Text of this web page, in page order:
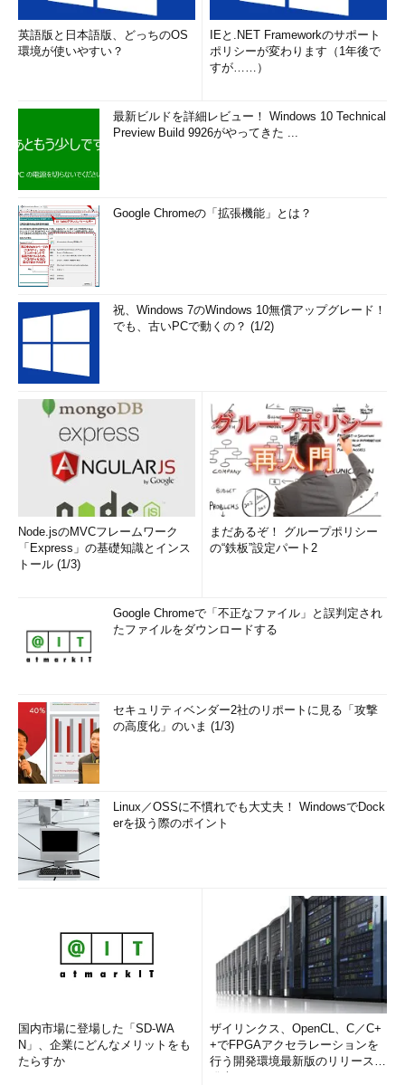
英語版と日本語版、どっちのOS
環境が使いやすい？
IEと.NET Frameworkのサポート
ポリシーが変わります（1年後で
すが……）
最新ビルドを詳細レビュー！ Windows 10 Technical
Preview Build 9926がやってきた ...
Google Chromeの「拡張機能」とは？
祝、Windows 7のWindows 10無償アップグレード！
でも、古いPCで動くの？ (1/2)
Node.jsのMVCフレームワーク
「Express」の基礎知識とインス
トール (1/3)
まだあるぞ！ グループポリシー
の“鉄板”設定パート2
Google Chromeで「不正なファイル」と誤判定され
たファイルをダウンロードする
セキュリティベンダー2社のリポートに見る「攻撃
の高度化」のいま (1/3)
Linux／OSSに不慣れでも大丈夫！ WindowsでDock
erを扱う際のポイント
国内市場に登場した「SD-WA
N」、企業にどんなメリットをも
たらすか
ザイリンクス、OpenCL、C／C+
+でFPGAアクセラレーションを
行う開発環境最新版のリリースを